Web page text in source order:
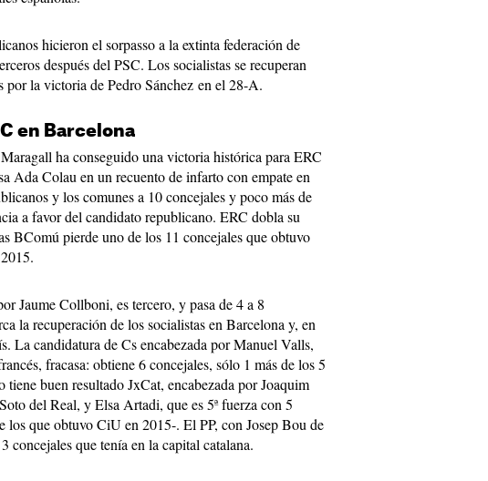
hicieron el sorpasso a la extinta federación de
después del PSC. Los socialistas se recuperan
por la victoria de Pedro Sánchez en el 28-A.
en Barcelona
ha conseguido una victoria histórica para ERC
Ada Colau en un recuento de infarto con empate en
y los comunes a 10 concejales y poco más de
a favor del candidato republicano. ERC dobla su
BComú pierde uno de los 11 concejales que obtuvo
Jaume Collboni, es tercero, y pasa de 4 a 8
la recuperación de los socialistas en Barcelona y, en
La candidatura de Cs encabezada por Manuel Valls,
fracasa: obtiene 6 concejales, sólo 1 más de los 5
tiene buen resultado JxCat, encabezada por Joaquim
del Real, y Elsa Artadi, que es 5ª fuerza con 5
los que obtuvo CiU en 2015-. El PP, con Josep Bou de
concejales que tenía en la capital catalana.